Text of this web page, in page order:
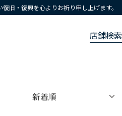
旧・復興を心よりお祈り申し上げます。
店舗検索